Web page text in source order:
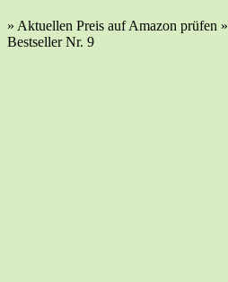
» Aktu­el­len Preis auf Ama­zon prü­fen »
Best­sel­ler Nr. 9